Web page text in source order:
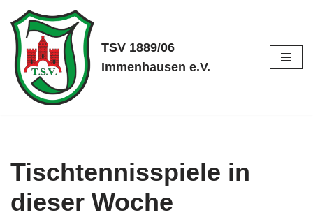
Zum
Inhalt
springen
TSV 1889/06
Immenhausen e.V.
Tischtennisspiele in
dieser Woche